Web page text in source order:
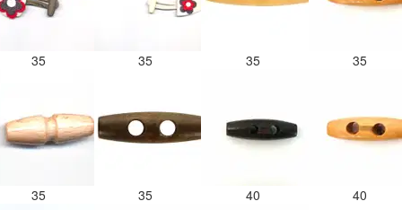
35 35 35 35
35 35 40 40